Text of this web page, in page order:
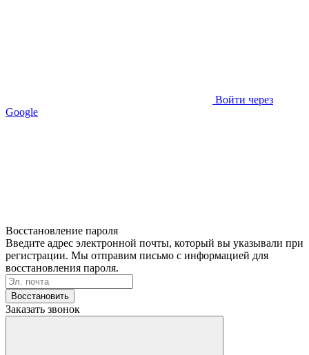
Войти через
Google
Восстановление пароля
Введите адрес электронной почты, который вы указывали при
регистрации. Мы отправим письмо с информацией для
восстановления пароля.
Восстановить
Заказать звонок